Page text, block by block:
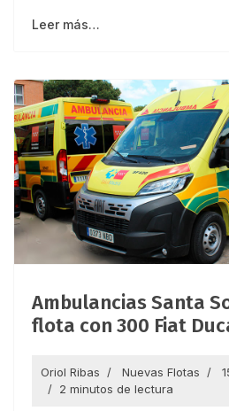
Leer más…
Ambulancias Santa
flota con 300 Fiat
Oriol Ribas Nuevas Flotas
2 minutos de lectura